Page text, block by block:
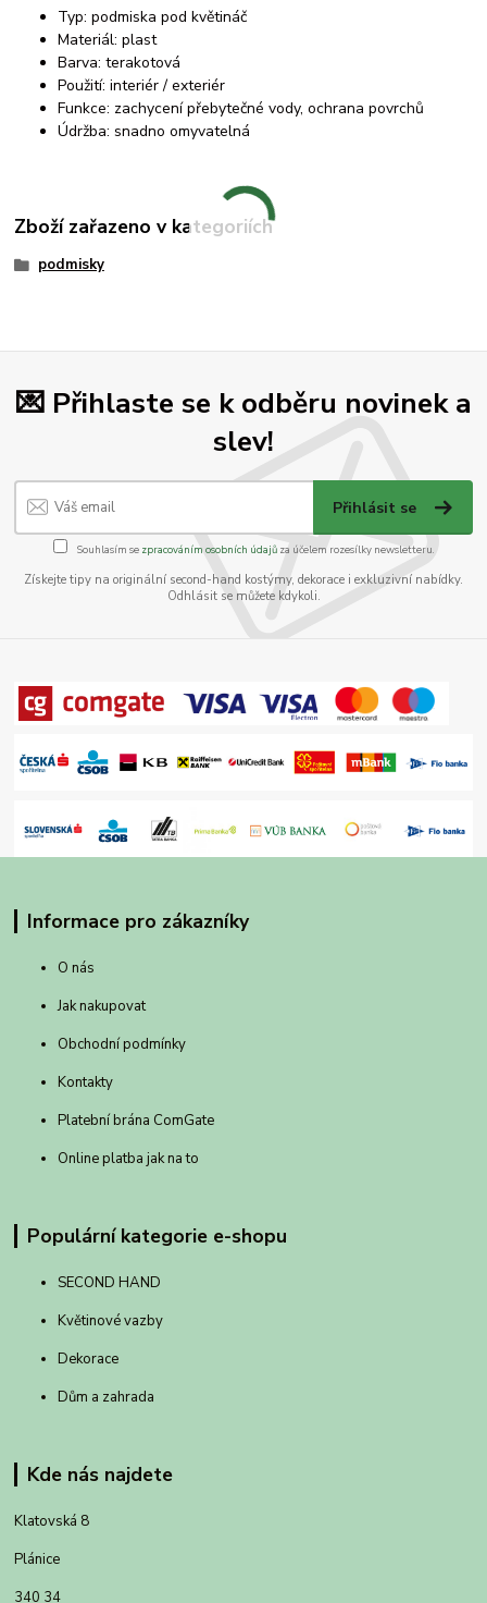
Typ: podmiska pod květináč
Materiál: plast
Barva: terakotová
Použití: interiér / exteriér
Funkce: zachycení přebytečné vody, ochrana povrchů
Údržba: snadno omyvatelná
Zboží zařazeno v kategoriích
podmisky
💌 Přihlaste se k odběru novinek a
slev!
Přihlásit se
Souhlasím se zpracováním osobních údajůza účelem rozesílky newsletteru.
Získejte tipy na originální second-hand kostýmy, dekorace i exkluzivní nabídky.
Odhlásit se můžete kdykoli.
Informace pro zákazníky
O nás
Jak nakupovat
Obchodní podmínky
Kontakty
Platební brána ComGate
Online platba jak na to
Populární kategorie e-shopu
SECOND HAND
Květinové vazby
Dekorace
Dům a zahrada
Kde nás najdete
Klatovská 8
Plánice
340 34